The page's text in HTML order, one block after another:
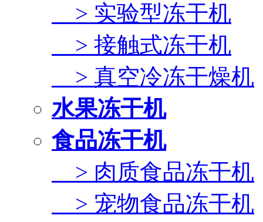
> 实验型冻干机
> 接触式冻干机
> 真空冷冻干燥机
水果冻干机
食品冻干机
> 肉质食品冻干机
> 宠物食品冻干机